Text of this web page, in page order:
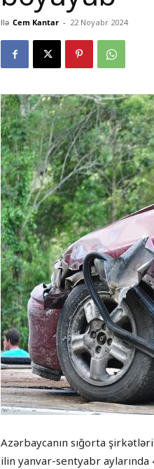
Ilə Cem Kantar - 22 Noyabr 2024
Azərbaycanın sığorta
ilin yanvar-sentyabr aylarında